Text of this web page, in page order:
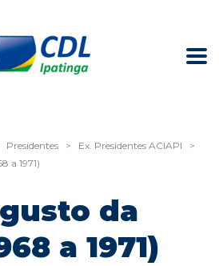
Presidentes > Ex. Presidentes ACIAPI
>
a 1971)
da
a 1971)